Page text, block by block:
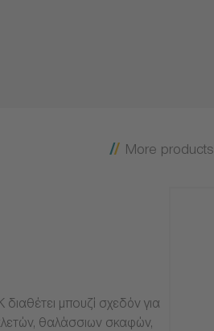
More products
μπουζί σχεδόν για
θαλάσσιων σκαφών,